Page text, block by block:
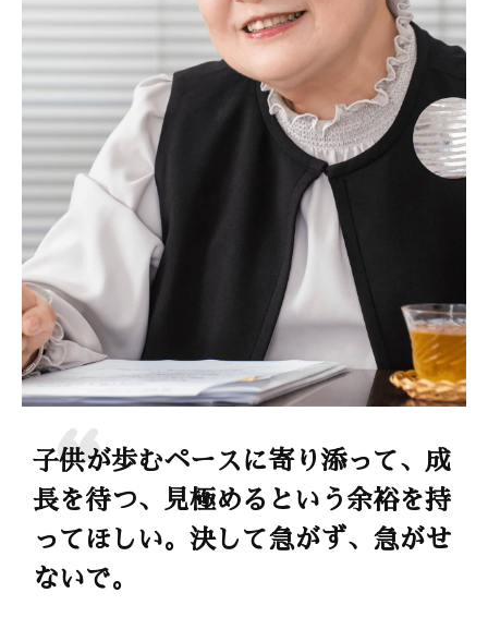
子供が歩むペースに寄り添って、成
長を待つ、見極めるという余裕を持
ってほしい。決して急がず、急がせ
ないで。